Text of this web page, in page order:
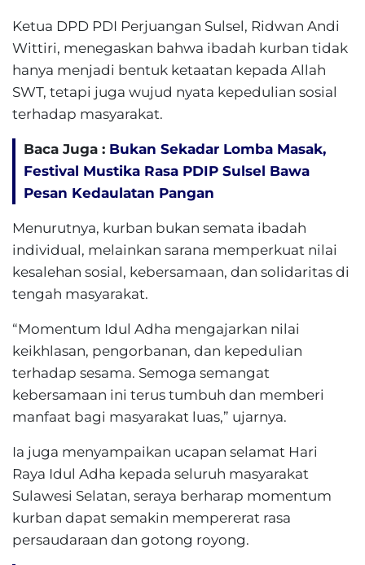
Ketua DPD PDI Perjuangan Sulsel, Ridwan Andi
Wittiri, menegaskan bahwa ibadah kurban tidak
hanya menjadi bentuk ketaatan kepada Allah
SWT, tetapi juga wujud nyata kepedulian sosial
terhadap masyarakat.
Baca Juga : Bukan Sekadar Lomba Masak,
Festival Mustika Rasa PDIP Sulsel Bawa
Pesan Kedaulatan Pangan
Menurutnya, kurban bukan semata ibadah
individual, melainkan sarana memperkuat nilai
kesalehan sosial, kebersamaan, dan solidaritas di
tengah masyarakat.
“Momentum Idul Adha mengajarkan nilai
keikhlasan, pengorbanan, dan kepedulian
terhadap sesama. Semoga semangat
kebersamaan ini terus tumbuh dan memberi
manfaat bagi masyarakat luas,” ujarnya.
Ia juga menyampaikan ucapan selamat Hari
Raya Idul Adha kepada seluruh masyarakat
Sulawesi Selatan, seraya berharap momentum
kurban dapat semakin mempererat rasa
persaudaraan dan gotong royong.